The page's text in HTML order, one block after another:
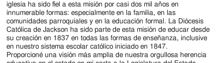
iglesia ha sido fiel a esta misión por casi dos mil años en
innumerable formas: especialmente en la familia, en las
comunidades parroquiales y en la educación formal. La Diócesis
Católica de Jackson ha sido parte de esta misión de educar desde
su creación en 1837 en todas las formas de enseñanza, inclusive
en nuestro sistema escolar católico iniciado en 1847.
Proporcioné una visión más amplia de nuestra orgullosa herencia